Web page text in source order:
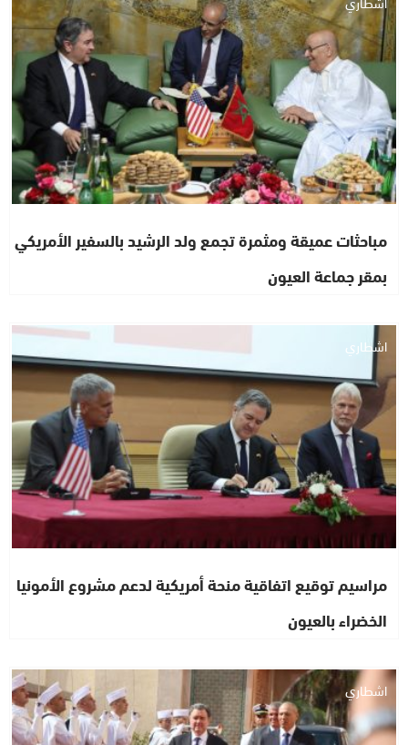
مباحثات عميقة ومثمرة تجمع ولد الرشيد بالسفير الأمريكي
بمقر جماعة العيون
اشطاري
مراسيم توقيع اتفاقية منحة أمريكية لدعم مشروع الأمونيا
الخضراء بالعيون
اشطاري